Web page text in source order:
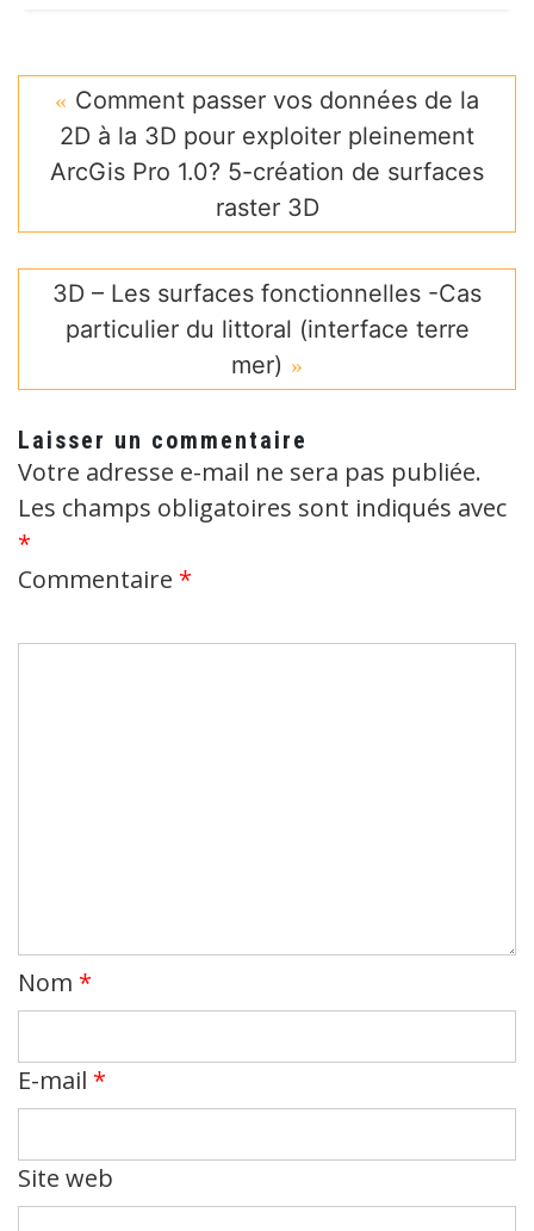
Comment passer vos données de la
2D à la 3D pour exploiter pleinement
ArcGis Pro 1.0? 5-création de surfaces
raster 3D
3D – Les surfaces fonctionnelles -Cas
particulier du littoral (interface terre
mer)
Laisser un commentaire
Votre adresse e-mail ne sera pas publiée.
Les champs obligatoires sont indiqués avec
*
Commentaire *
Nom *
E-mail *
Site web